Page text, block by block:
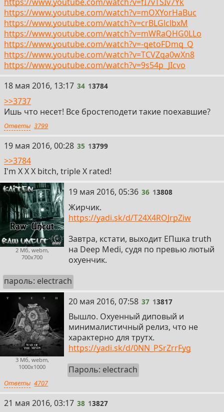
https://www.youtube.com/watch?v=fI7vTSIv7Yk
https://www.youtube.com/watch?v=mOXYorHaBuc
https://www.youtube.com/watch?v=crBLGlclbxM
https://www.youtube.com/watch?v=mWRaQHG0LLo
https://www.youtube.com/watch?v=-qetoFDmq_Q
https://www.youtube.com/watch?v=TCVZqa0wXn8
https://www.youtube.com/watch?v=9s54p_JIcvo
34
18 мая 2016, 13:17 34 13784
>>3737
Ишь что несет! Все бростеподети такие поехавшие?
Ответы 3799
35
19 мая 2016, 00:28 35 13799
>>3784
I'm X X X bitch, triple X rated!
2 Мб, webm,
700x700
36
19 мая 2016, 05:36 36 13808
Жирчик.
https://yadi.sk/d/T24X4ROJrpZiw
Завтра, кстати, выходит ЕПшка truth
на Deep Medi, судя по превью лютый
охуенчик.
пароль: electrach
3 Мб, webm,
1000x1000
37
20 мая 2016, 07:58 37 13817
Вышло. Охуенный диповый и
минималистичный релиз, что не
характерно для трутх.
https://yadi.sk/d/0NN_PSrZrrFyg
Пароль: electrach
Ответы 4707
38
21 мая 2016, 03:17 38 13827